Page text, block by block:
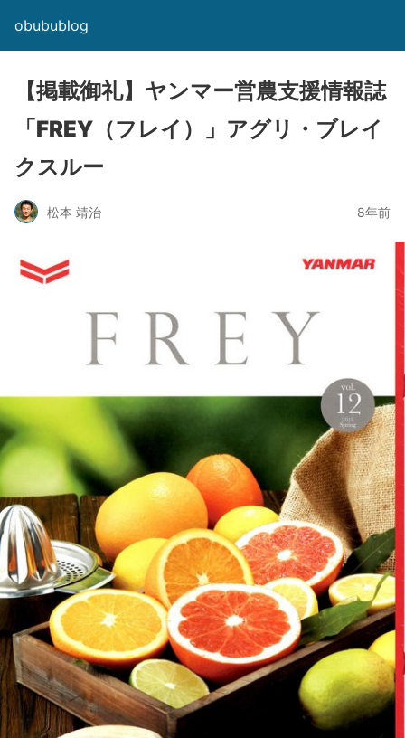
obubublog
【掲載御礼】ヤンマー営農支援情報誌
「FREY（フレイ）」アグリ・ブレイ
クスルー
松本 靖治 8年前